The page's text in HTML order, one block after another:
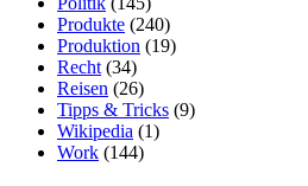
Produkte (240)
Produktion (19)
Recht (34)
Reisen (26)
Tipps & Tricks (9)
Wikipedia (1)
Work (144)